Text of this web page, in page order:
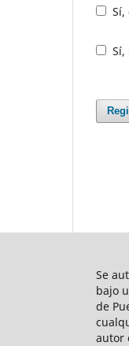
Sí,
Sí,
Se
bajo
de
autor